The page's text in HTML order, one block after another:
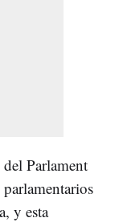
del Parlament
y esta